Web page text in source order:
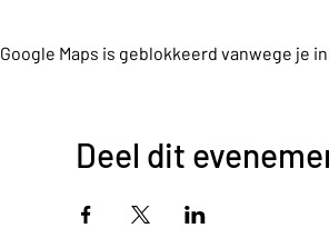
Google Maps is geblokkeerd vanwege je
Deel dit